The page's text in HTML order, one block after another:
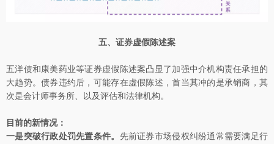
五、证券虚假陈述案
五洋债和康美药业等证券虚假陈述案凸显了加强中介机构责任承担的
大趋势。债券违约后，可能存在虚假陈述，首当其冲的是承销商，其
次是会计师事务所、以及评估和法律机构。
目前的新情况：
一是突破行政处罚先置条件。 先前证券市场侵权纠纷通常需要满足行